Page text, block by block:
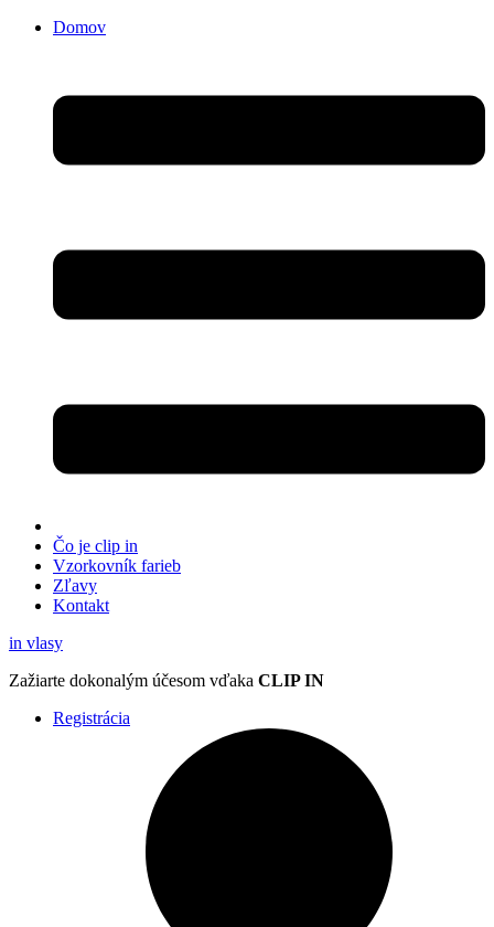
Domov
Čo je clip in
Vzorkovník farieb
Zľavy
Kontakt
in vlasy
Zažiarte dokonalým účesom vďaka CLIP IN
Registrácia